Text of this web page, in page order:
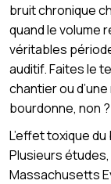
bruit chronique
quand le volume
véritables
auditif. Faites le
chantier ou
bourdonne, non ?
L’effet toxique
Plusieurs études,
Massachusetts